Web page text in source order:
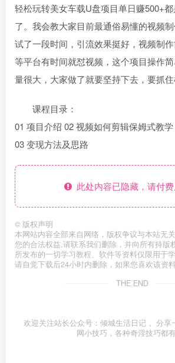
轻松玩转美女车载U盘项目单日赚500+
了。我会教大家目前最通俗易懂的视频
试了一段时间，引流效果挺好，视频制
等平台有时间就怼视频，这个项目操作
量很大，大家做了就要坚持下去，要抓住
课程目录：
01 项目介绍 02 视频如何剪辑保姆式教学
03 变现方法及思路
此处内容已隐藏，请付
© 版权声明
本网站内容全部来自网络，版权争议与本站无
您的合法权益,请联系我们删除，并向所有持版
所发布的一切学习教程、软件等资料仅限用于
请自觉下载后24小时内删除，如果您喜欢该资
THE END
欢迎关注站长公众号：倾城生活日记 。分享
网小技巧，各种奇淫技巧都